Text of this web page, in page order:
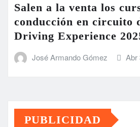
Salen a la venta los
conducción en circuito
Driving Experience
José Armando Gómez Abr
PUBLICIDAD